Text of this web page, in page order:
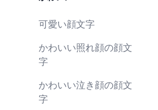
可愛い顔文字
かわいい照れ顔の顔文
字
かわいい泣き顔の顔文
字